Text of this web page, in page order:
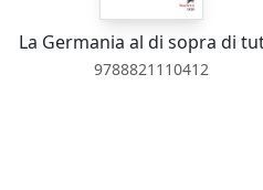
La Germania al di sopra di
9788821110412